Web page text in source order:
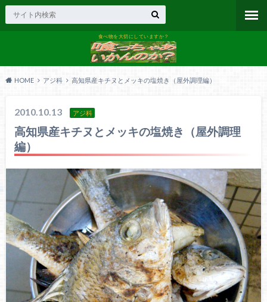
食べ物を大切にしていますか？
HOME アジ科 高知県産キチヌとメッキの塩焼き（屋外調理編）
2010.10.13 アジ科
高知県産キチヌとメッキの塩焼き（屋外調理
編）